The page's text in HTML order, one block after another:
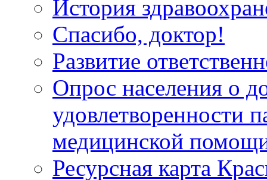
История
Спасибо, доктор!
Развитие
Опрос населения о
удовлетворенности
медицинской
Ресурсная карта